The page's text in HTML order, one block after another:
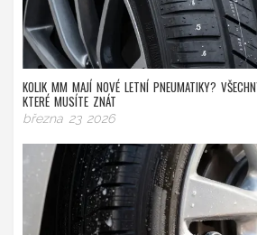
KOLIK MM MAJÍ NOVÉ LETNÍ PNEUMATIKY?
KTERÉ MUSÍTE ZNÁT
března 23 2026